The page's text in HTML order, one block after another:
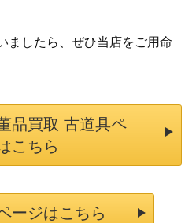
ましたら、ぜひ当店をご用命
品買取 古道具ペ
こちら
ージはこちら